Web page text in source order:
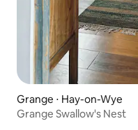
Grange ⋅ Hay-on-Wye
Grange Swallow's Nest